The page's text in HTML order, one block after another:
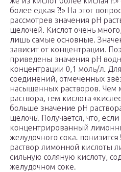
более едкая ?!» На этот
рассмотрев значения pH
щелочей. Кислот очень
лишь самые основные.
зависит от концентрации.
приведены значения рН
концентрации 0,1 моль/л.
соединений, отмеченных
насыщенных растворов. Чем
раствора, тем кислота
больше значение pH
щелочь! Получается, что,
концентрированный
желудочного сока. понизится
раствор лимонной кислоты
сильную соляную кислоту,
желудочном соке.